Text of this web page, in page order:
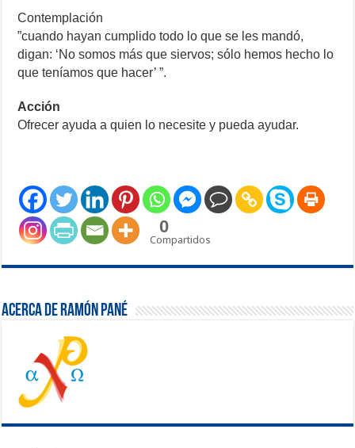
Contemplación
”cuando hayan cumplido todo lo que se les mandó,
digan: ‘No somos más que siervos; sólo hemos hecho lo
que teníamos que hacer’ ”.
Acción
Ofrecer ayuda a quien lo necesite y pueda ayudar.
0
Compartidos
Acerca de Ramón Pané